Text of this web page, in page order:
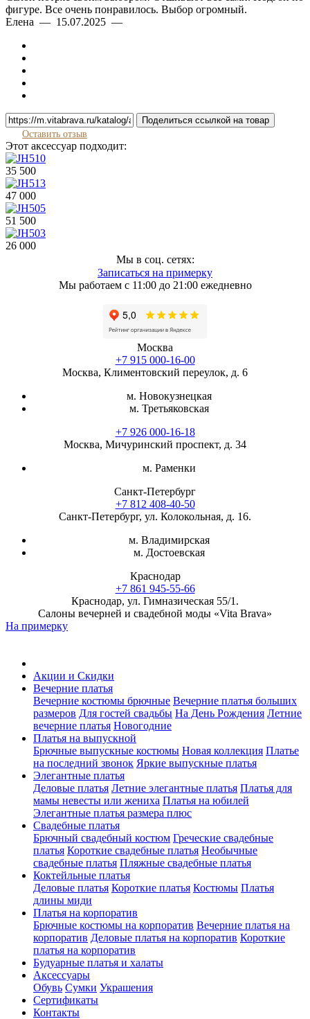
фигуре. Все очень понравилось. Выбор огромный.
Елена — 15.07.2025 —
Поделиться ссылкой на товар
Оставить отзыв
Этот аксессуар подходит:
35 500
47 000
51 500
26 000
Мы в соц. сетях:
Записаться на примерку
Мы работаем с 11:00 до 21:00 ежедневно
Москва
+7 915 000-16-00
Москва, Климентовский переулок, д. 6
м. Новокузнецкая
м. Третьяковская
+7 926 000-16-18
Москва, Мичуринский проспект, д. 34
м. Раменки
Санкт-Петербург
+7 812 408-40-50
Санкт-Петербург, ул. Колокольная, д. 16.
м. Владимирская
м. Достоевская
Краснодар
+7 861 945-55-66
Краснодар, ул. Гимназическая 55/1.
Салоны вечерней и свадебной моды «Vita Brava»
На примерку
Акции и Скидки
Вечерние платья
Вечерние костюмы брючные Вечерние платья больших
размеров Для гостей свадьбы На День Рождения Летние
вечерние платья Новогодние
Платья на выпускной
Брючные выпускные костюмы Новая коллекция Платье
на последний звонок Яркие выпускные платья
Элегантные платья
Деловые платья Летние элегантные платья Платья для
мамы невесты или жениха Платья на юбилей
Элегантные платья размера плюс
Свадебные платья
Брючный свадебный костюм Греческие свадебные
платья Короткие свадебные платья Необычные
свадебные платья Пляжные свадебные платья
Коктейльные платья
Деловые платья Короткие платья Костюмы Платья
длины миди
Платья на корпоратив
Брючные костюмы на корпоратив Вечерние платья на
корпоратив Деловые платья на корпоратив Короткие
платья на корпоратив
Будуарные платья и халаты
Аксессуары
Обувь Сумки Украшения
Сертификаты
Контакты